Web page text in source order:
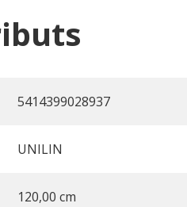
5414399028937
UNILIN
120,00 cm